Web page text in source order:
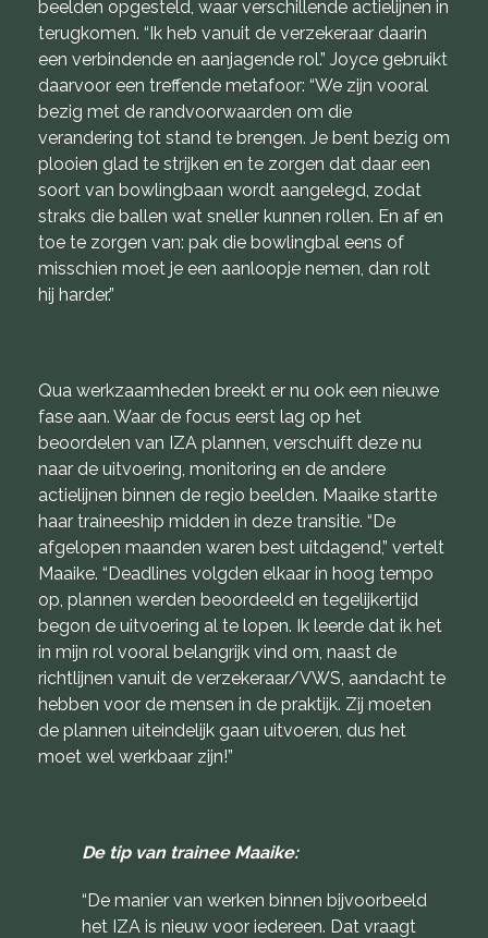
beelden opgesteld, waar verschillende actielijnen in
terugkomen. “Ik heb vanuit de verzekeraar daarin
een verbindende en aanjagende rol.” Joyce gebruikt
daarvoor een treffende metafoor: “We zijn vooral
bezig met de randvoorwaarden om die
verandering tot stand te brengen. Je bent bezig om
plooien glad te strijken en te zorgen dat daar een
soort van bowlingbaan wordt aangelegd, zodat
straks die ballen wat sneller kunnen rollen. En af en
toe te zorgen van: pak die bowlingbal eens of
misschien moet je een aanloopje nemen, dan rolt
hij harder.”
Qua werkzaamheden breekt er nu ook een nieuwe
fase aan. Waar de focus eerst lag op het
beoordelen van IZA plannen, verschuift deze nu
naar de uitvoering, monitoring en de andere
actielijnen binnen de regio beelden. Maaike startte
haar traineeship midden in deze transitie. “De
afgelopen maanden waren best uitdagend,” vertelt
Maaike. “Deadlines volgden elkaar in hoog tempo
op, plannen werden beoordeeld en tegelijkertijd
begon de uitvoering al te lopen. Ik leerde dat ik het
in mijn rol vooral belangrijk vind om, naast de
richtlijnen vanuit de verzekeraar/VWS, aandacht te
hebben voor de mensen in de praktijk. Zij moeten
de plannen uiteindelijk gaan uitvoeren, dus het
moet wel werkbaar zijn!”
De tip van trainee Maaike:
“De manier van werken binnen bijvoorbeeld
het IZA is nieuw voor iedereen. Dat vraagt